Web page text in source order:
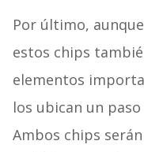
Por último,
estos chips
elementos
los ubican un
Ambos chips